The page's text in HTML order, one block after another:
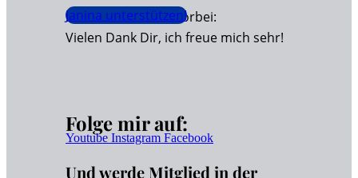
Dann schaue hier vorbei:
Janina unterstützen!
Vielen Dank Dir, ich freue mich sehr!
Folge mir auf:
Youtube Instagram Facebook
Und werde Mitglied in der